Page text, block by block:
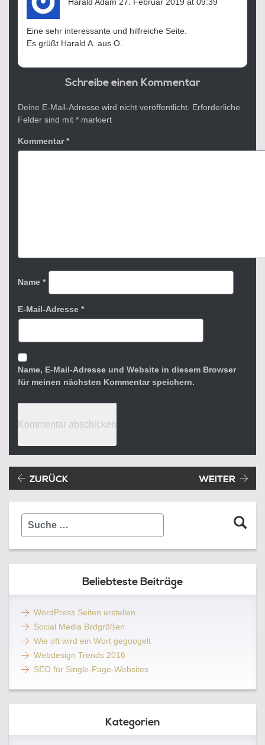
Eine sehr interessante und hilfreiche Seite.
Es grüßt Harald A. aus O.
Schreibe einen Kommentar
Deine E-Mail-Adresse wird nicht veröffentlicht. Erforderliche
Felder sind mit * markiert
Kommentar*
Name *
E-Mail-Adresse *
Name, E-Mail-Adresse und Website in diesem Browser
für meinen nächsten Kommentar speichern.
Beitragsnavigation
ZURÜCK WEITER
Suche
Beliebteste Beiträge
WordPress Seiten erstellen
Social Media Bildgrößen
Wie oft wird ein Wort gegoogelt
Webdesign Trends 2016
SEO für Single-Page-Websites
Kategorien